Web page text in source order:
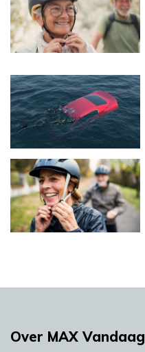
Over MAX Vandaag